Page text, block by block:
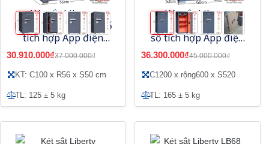
Két sắt Liberty
LB100S vân tay mã số
tích hợp App điện
thoại thông minh
30.910.000₫37.000.000₫
KT: C100 x R56 x S50 cm
TL: 125 ± 5 kg
Két sắt Liberty
LB1200S vân tay mã
số tích hợp App điện
thoại thông minh
36.300.000₫45.000.000₫
C1200 x rộng600 x S520
TL: 165 ± 5 kg